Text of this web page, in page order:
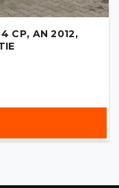
CP, AN 2012,